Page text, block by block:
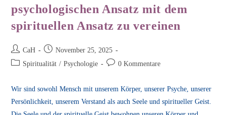
psychologischen Ansatz mit dem
spirituellen Ansatz zu vereinen
Beitrags-
Autor:
CaH
Beitrag
veröffentlicht:
November 25, 2025
Beitrags-
Spiritualität / Psychologie
Beitrags-0 Kommentare
Wir sind sowohl Mensch mit unserem Körper, unserer Psyche, unserer
Persönlichkeit, unserem Verstand als auch Seele und spiritueller Geist.